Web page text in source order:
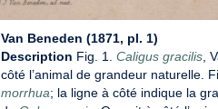
Van Beneden (1871, pl. 1)
Description Fig. 1. Caligus gracilis,
côté l’animal de grandeur naturelle.
morrhua; la ligne à côté indique la